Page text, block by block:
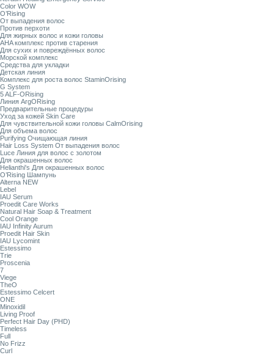
Color WOW
O’Rising
От выпадения волос
Против перхоти
Для жирных волос и кожи головы
AHA комплекс против старения
Для сухих и повреждённых волос
Морской комплекс
Средства для укладки
Детская линия
Комплекс для роста волос StaminOrising
G System
5 ALF-ORising
Линия ArgORising
Предварительные процедуры
Уход за кожей Skin Care
Для чувствительной кожи головы CalmOrising
Для объема волос
Purifying Очищающая линия
Hair Loss System От выпадения волос
Luce Линия для волос с золотом
Для окрашенных волос
Helianthi's Для окрашенных волос
O’Rising Шампунь
Alterna NEW
Lebel
IAU Serum
Proedit Care Works
Natural Hair Soap & Treatment
Cool Orange
IAU Infinity Aurum
Proedit Hair Skin
IAU Lycomint
Estessimo
Trie
Proscenia
7
Viege
TheO
Estessimo Celcert
ONE
Minoxidil
Living Proof
Perfect Hair Day (PHD)
Timeless
Full
No Frizz
Curl